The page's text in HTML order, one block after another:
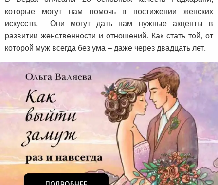
которые могут нам помочь в постижении женских
искусств. Они могут дать нам нужные акценты в
развитии женственности и отношений. Как стать той, от
которой муж всегда без ума – даже через двадцать лет.